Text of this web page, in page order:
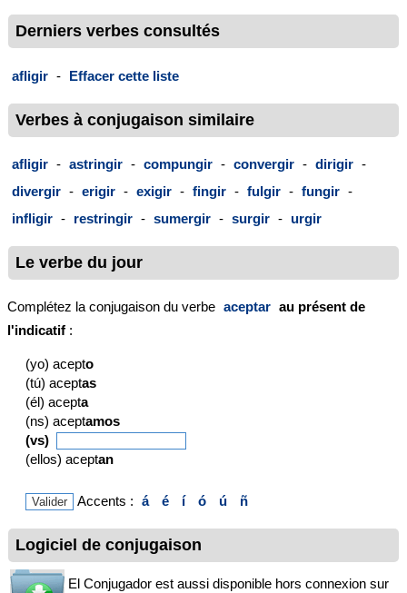
Derniers verbes consultés
afligir - Effacer cette liste
Verbes à conjugaison similaire
afligir - astringir - compungir - convergir - dirigir -
divergir - erigir - exigir - fingir - fulgir - fungir -
infligir - restringir - sumergir - surgir - urgir
Le verbe du jour
Complétez la conjugaison du verbe aceptar au présent de
l'indicatif :
(yo) acepto
(tú) aceptas
(él) acepta
(ns) aceptamos
(vs)
(ellos) aceptan
Accents : á é í ó ú ñ
Logiciel de conjugaison
El Conjugador est aussi disponible hors connexion sur